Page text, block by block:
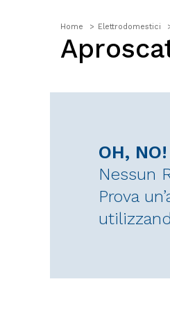
Home Elettrodomestici
OH, NO!
Nessun
Prova